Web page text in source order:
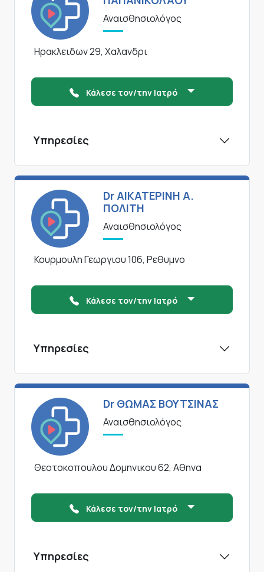
Αναισθησιολόγος
Ηρακλειδων 29, Χαλανδρι
Κάλεσε τον/την Ιατρό
Υπηρεσίες
Dr ΑΙΚΑΤΕΡΙΝΗ Α.
ΠΟΛΙΤΗ
Αναισθησιολόγος
Κουρμουλη Γεωργιου 106, Ρεθυμνο
Κάλεσε τον/την Ιατρό
Υπηρεσίες
Dr ΘΩΜΑΣ ΒΟΥΤΣΙΝΑΣ
Αναισθησιολόγος
Θεοτοκοπουλου Δομηνικου 62, Αθηνα
Κάλεσε τον/την Ιατρό
Υπηρεσίες